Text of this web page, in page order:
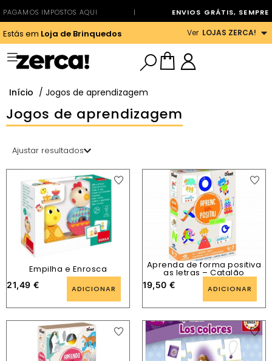
PAGAMOS IMPOSTOS AQUI | ENVIOS GRÁTIS, SEMPRE
Estás em Loja de Brinquedos Ver LOJAS ZERCA!
Início / Jogos de aprendizagem
Jogos de aprendizagem
Ajustar resultados
Empilha e Enrosca
21,49 € ADICIONAR
Aprenda de forma positiva
as letras – Catalão
19,50 € ADICIONAR